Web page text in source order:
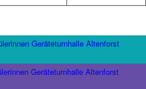
Geräteturnhalle Altenforst
Geräteturnhalle Altenforst